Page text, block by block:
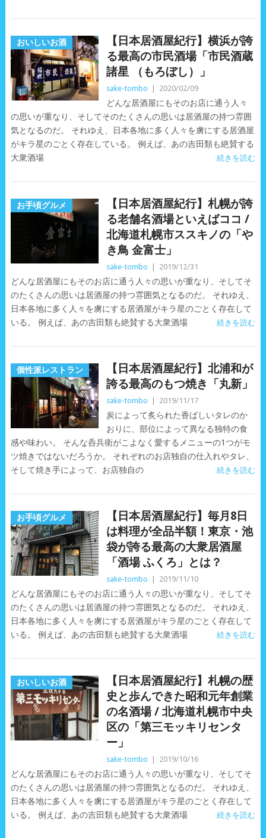
おいしいお酒
【日本居酒屋紀行】横浜が誇
る最高の市民酒場「市民酒蔵
諸星 （もろぼし）」
sake-tombo 2020/02/09
どんな居酒屋にもそのお店に通う人々
の思いが重なり、そしてそのたくさんの思いは居酒屋の持つ雰囲
気となるのだ。 それゆえ、日本各地に多く人々を虜にする居酒屋
がキラ星のごとく存在している。 例えば、あの吉田類も絶賛する
大衆酒場
続きを読む
お手頃グルメ
【日本居酒屋紀行】札幌が誇
る老舗名酒場といえばココ /
北海道札幌市ススキノの「や
き鳥 金富士」
sake-tombo 2019/12/31
どんな居酒屋にもそのお店に通う人々の思いが重なり、そしてそ
のたくさんの思いは居酒屋の持つ雰囲気となるのだ。 それゆえ、
日本各地に多く人々を虜にする居酒屋がキラ星のごとく存在して
いる。 例えば、あの吉田類も絶賛する大衆酒場
続きを読む
個性派レストラン
【日本居酒屋紀行】北浦和が
誇る最高のもつ焼き「丸新」
sake-tombo 2019/11/17
炭によって炙られた香ばしいタレのか
おりに、部位によって異なる独特の食
感や味わい。 そんな呑兵衛がこよなく愛するメニューの1つがモ
ツ焼きではないだろうか。 それぞれのお店独自の仕入れやタレ、
そして焼き手によって、お店独自の
続きを読む
お手頃グルメ
【日本居酒屋紀行】毎月8日
は料理が全品半額！東京・池
袋が誇る最高の大衆居酒屋
「酒場 ふくろ」とは？
sake-tombo 2019/11/10
どんな居酒屋にもそのお店に通う人々の思いが重なり、そしてそ
のたくさんの思いは居酒屋の持つ雰囲気となるのだ。 それゆえ、
日本各地に多く人々を虜にする居酒屋がキラ星のごとく存在して
いる。 例えば、あの吉田類も絶賛する大衆酒場
続きを読む
おいしいお酒
【日本居酒屋紀行】札幌の歴
史と歩んできた昭和元年創業
の名酒場 / 北海道札幌市中央
区の「第三モッキリセンタ
ー」
sake-tombo 2019/10/16
どんな居酒屋にもそのお店に通う人々の思いが重なり、そしてそ
のたくさんの思いは居酒屋の持つ雰囲気となるのだ。 それゆえ、
日本各地に多く人々を虜にする居酒屋がキラ星のごとく存在して
いる。 例えば、あの吉田類も絶賛する大衆酒場
続きを読む